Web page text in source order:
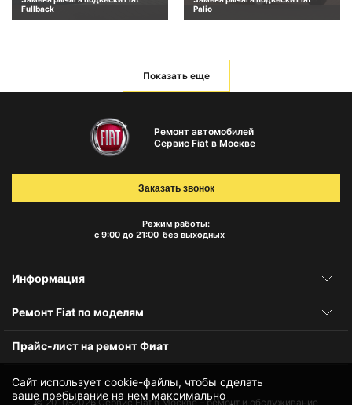
Fullback
Palio
Показать еще
Сайт использует cookie-файлы, чтобы сделать
ваше пребывание на нем максимально
Ремонт автомобилей
Сервис Fiat в Москве
Режим работы:
с 9:00 до 21:00 без выходных
Заказать звонок
Информация
Ремонт Fiat по моделям
Прайс-лист на ремонт Фиат
© 2010-2026Сервис Fiat в Москве – ремонт и обслуживание